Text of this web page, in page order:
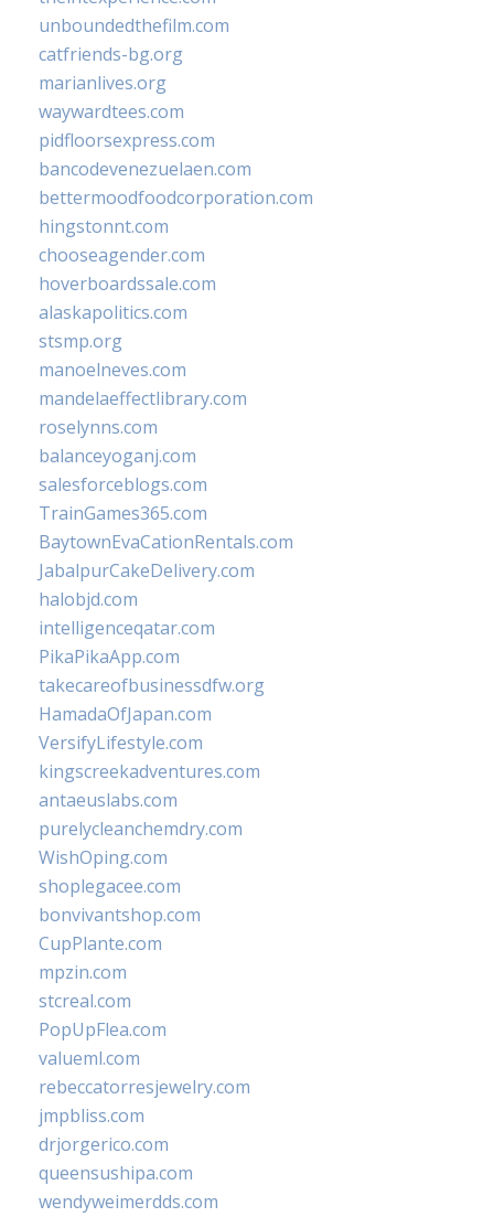
unboundedthefilm.com
catfriends-bg.org
marianlives.org
waywardtees.com
pidfloorsexpress.com
bancodevenezuelaen.com
bettermoodfoodcorporation.com
hingstonnt.com
chooseagender.com
hoverboardssale.com
alaskapolitics.com
stsmp.org
manoelneves.com
mandelaeffectlibrary.com
roselynns.com
balanceyoganj.com
salesforceblogs.com
TrainGames365.com
BaytownEvaCationRentals.com
JabalpurCakeDelivery.com
halobjd.com
intelligenceqatar.com
PikaPikaApp.com
takecareofbusinessdfw.org
HamadaOfJapan.com
VersifyLifestyle.com
kingscreekadventures.com
antaeuslabs.com
purelycleanchemdry.com
WishOping.com
shoplegacee.com
bonvivantshop.com
CupPlante.com
mpzin.com
stcreal.com
PopUpFlea.com
valueml.com
rebeccatorresjewelry.com
jmpbliss.com
drjorgerico.com
queensushipa.com
wendyweimerdds.com